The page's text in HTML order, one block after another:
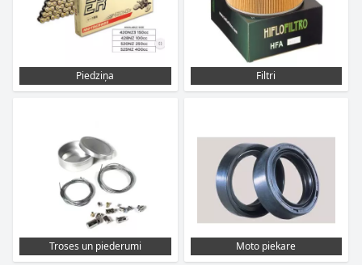
Piedziņa Filtri
Troses un piederumi Moto piekare